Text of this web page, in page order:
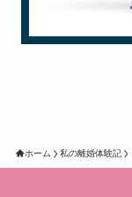
ホーム 私の離婚体験記